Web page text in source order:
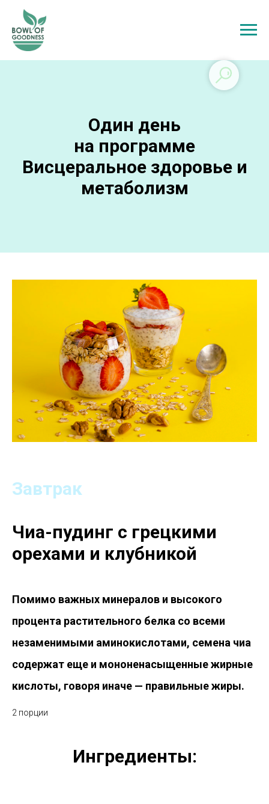
Один день
на программе
Висцеральное здоровье и
метаболизм
Завтрак
Чиа-пудинг с грецкими
орехами и клубникой
Помимо важных минералов и высокого
процента растительного белка со всеми
незаменимыми аминокислотами, семена чиа
содержат еще и мононенасыщенные жирные
кислоты, говоря иначе — правильные жиры.
2 порции
Ингредиенты: